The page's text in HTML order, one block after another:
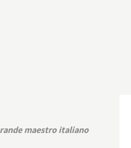
maestro italiano